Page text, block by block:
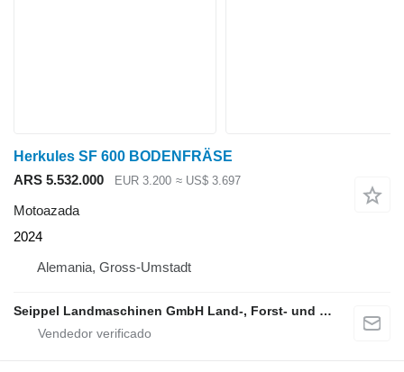
Herkules SF 600 BODENFRÄSE
ARS 5.532.000
EUR 3.200 ≈ US$ 3.697
Motoazada
2024
Alemania, Gross-Umstadt
Seippel Landmaschinen GmbH Land-, Forst- und Gartentechnik